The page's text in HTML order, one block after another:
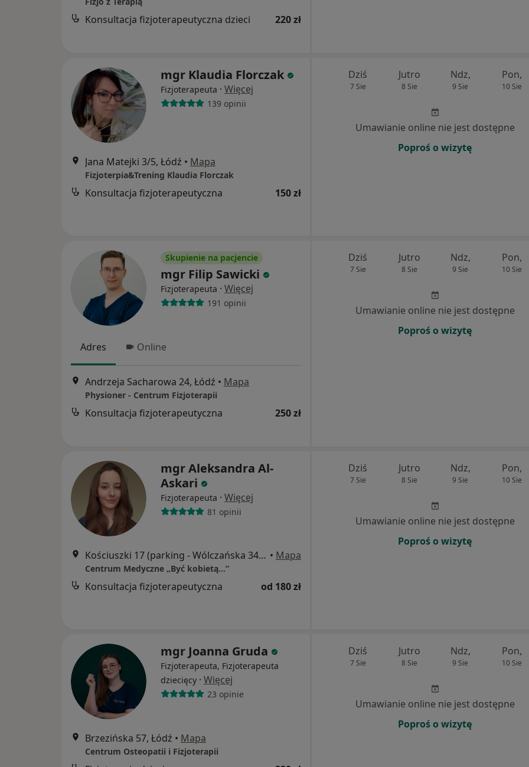
Konsultacja fizjoterapeutyczna dzieci 220 zł
mgr Klaudia Florczak
Fizjoterapeuta · Więcej
139 opinii
Jana Matejki 3/5, Łódź • Mapa
Fizjoterpia&Trening Klaudia Florczak
Konsultacja fizjoterapeutyczna 150 zł
Dziś
7 Sie
Jutro
8 Sie
Ndz,
9 Sie
Pon,
10 Sie
Umawianie online nie jest dostępne
Poproś o wizytę
Skupienie na pacjencie
mgr Filip Sawicki
Fizjoterapeuta · Więcej
191 opinii
Adres Online
Andrzeja Sacharowa 24, Łódź • Mapa
Physioner - Centrum Fizjoterapii
Konsultacja fizjoterapeutyczna 250 zł
Dziś
7 Sie
Jutro
8 Sie
Ndz,
9 Sie
Pon,
10 Sie
Umawianie online nie jest dostępne
Poproś o wizytę
mgr Aleksandra Al-
Askari
Fizjoterapeuta · Więcej
81 opinii
Kościuszki 17 (parking - Wólczańska 34), Łódź • Mapa
Centrum Medyczne „Być kobietą…”
Konsultacja fizjoterapeutyczna od 180 zł
Dziś
7 Sie
Jutro
8 Sie
Ndz,
9 Sie
Pon,
10 Sie
Umawianie online nie jest dostępne
Poproś o wizytę
mgr Joanna Gruda
Fizjoterapeuta, Fizjoterapeuta
dziecięcy · Więcej
23 opinie
Brzezińska 57, Łódź • Mapa
Centrum Osteopatii i Fizjoterapii
Dziś
7 Sie
Jutro
8 Sie
Ndz,
9 Sie
Pon,
10 Sie
Umawianie online nie jest dostępne
Poproś o wizytę